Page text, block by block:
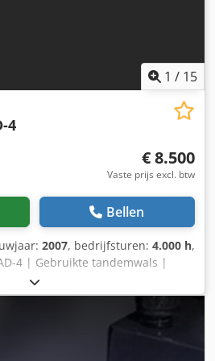
1 / 15
4
€ 8.500
Vaste prijs excl. btw
Bellen
2007, bedrijfsturen: 4.000 h,
4 | Gebruikte tandemwals |
Dwsdezim T Hspfx Ahvea 🚛
uw locatie – Gebruik onze
transportkosten te schatten! 💰
of doe een bod. Betaling bij